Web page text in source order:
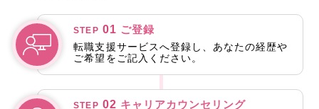
STEP 01 ご登録
転職支援サービスへ登録し、あなたの経歴や
ご希望をご記入ください。
STEP 02 キャリアカウンセリング